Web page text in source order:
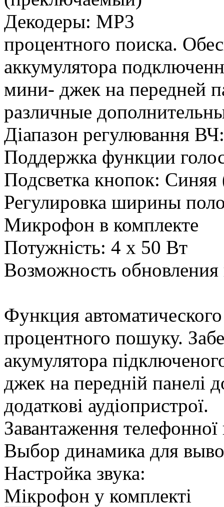
Декодеры: MP3
процентного поиска.
аккумулятора
мини- джек на передней
различные
Діапазон регулювання
Поддержка функции
Подсветка кнопок:
Регулировка ширины
Микрофон в комплекте
Потужність: 4 х 50 Вт
Возможность
Функция автоматического
процентного пошуку.
акумулятора
джек на передній панелі
додаткові аудіопристрої.
Завантаження телефонної
Выбор динамика для
Настройка звука:
Мікрофон у комплекті